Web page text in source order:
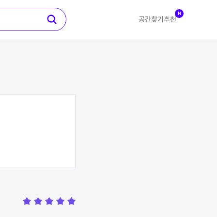
공간찾기 추천
N